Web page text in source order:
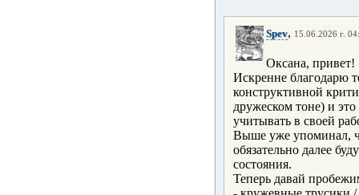
Spev, 15.06.2026 г.
Оксана, привет!
Искренне благодарю
конструктивной
дружеском тоне) и
учитывать в своей
Выше уже упоминал,
обязательно далее
состояния.
Теперь давай